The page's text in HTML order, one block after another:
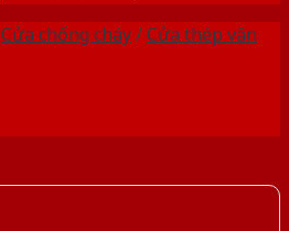
Cửa chống cháy/Cửa thép vân